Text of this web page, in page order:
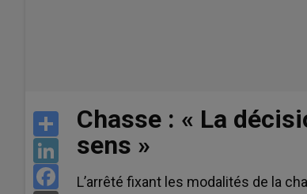
Share
LinkedIn
Facebook
Chasse : « La
sens »
L’arrêté fixant les modalités de la